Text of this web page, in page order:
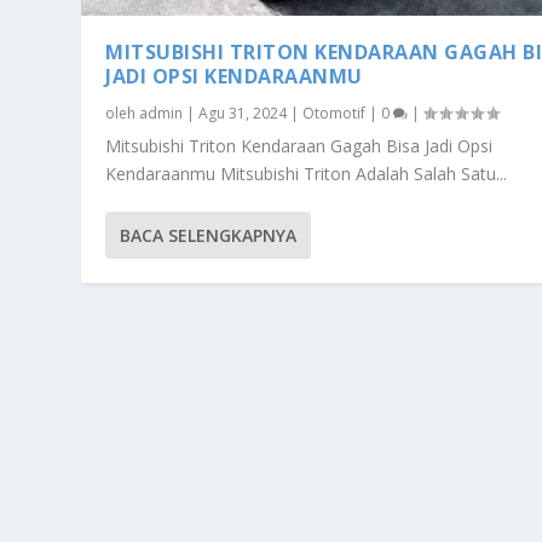
MITSUBISHI TRITON KENDARAAN GAGAH
JADI OPSI KENDARAANMU
oleh admin |Agu 31, 2024| Otomotif | 0 |
Mitsubishi Triton Kendaraan Gagah Bisa Jadi Opsi
Kendaraanmu Mitsubishi Triton Adalah Salah Satu...
BACA SELENGKAPNYA